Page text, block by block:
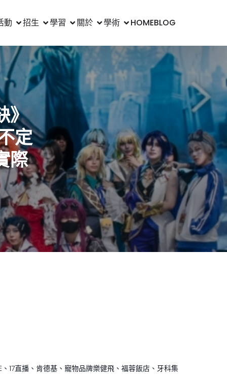
動 招生 學習 關於 學術 HOMEBLOG
》
定
際
17直播、肯德基、寵物品牌樂健飛、福蓉飯店、牙科集